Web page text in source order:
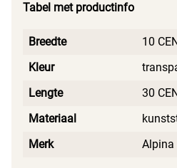
doos levert een praktische
overzicht in de koelkast wilt
Tabel met productinfo
Breedte
10
Kleur
Lengte
30
Materiaal
Merk
Alpina